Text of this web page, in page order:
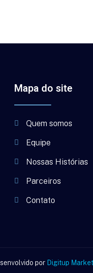
Mapa do site
Quem somos
Equipe
Nossas Histórias
Parceiros
Contato
por Digitup